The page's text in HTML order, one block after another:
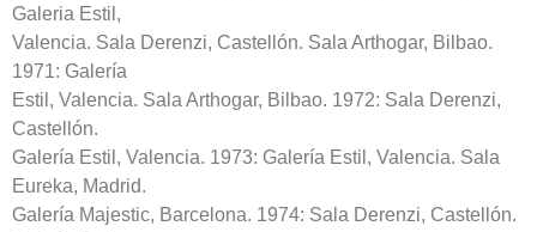
Galeria Estil,
Valencia. Sala Derenzi, Castellón. Sala Arthogar, Bilbao.
1971: Galería
Estil, Valencia. Sala Arthogar, Bilbao. 1972: Sala Derenzi,
Castellón.
Galería Estil, Valencia. 1973: Galería Estil, Valencia. Sala
Eureka, Madrid.
Galería Majestic, Barcelona. 1974: Sala Derenzi, Castellón.